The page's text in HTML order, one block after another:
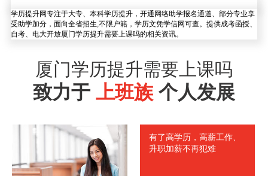
钟女士
厦门 1832373****
符合
李先生
福州 1826052****
林先生
漳州 1837613****
符合
马女士
福州 1826528****
符合
赵先生
厦门 1838567****
符合
孙女士
南平
学历提升网专注于大专、本科学历提升，开通网络助学报名通道、部分专业享
受助学加分，面向全省招生,不限户籍，学历文凭学信网可查。提供成考函授、
自考、电大开放厦门学历提升需要上课吗的相关资讯。
厦门学历提升需要上课吗
致力于 上班族 个人发展
有了高学历，高薪工作、
升职加薪不再犯难